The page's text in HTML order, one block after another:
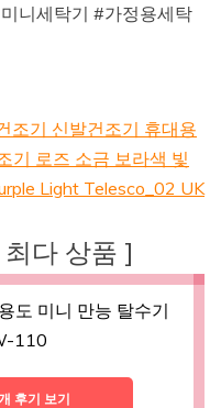
니세탁기 #가정용세탁
조기 신발건조기 휴대용
기 로즈 소금 보라색 빛
Light Telesco_02 UK
다 상품 ]
도 미니 만능 탈수기
110
후기 보기